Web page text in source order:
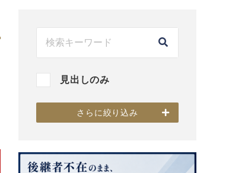
見出しのみ
さらに絞り込み